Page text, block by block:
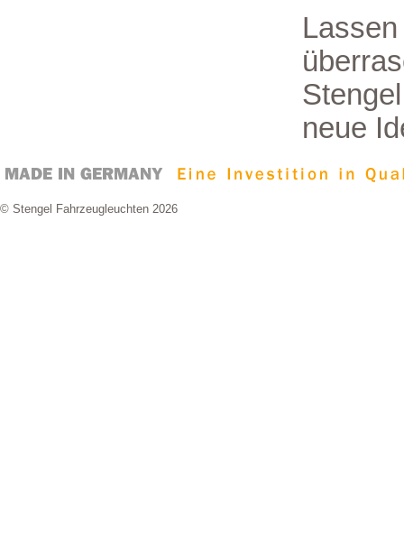
neue
© Stengel Fahrzeugleuchten 2026